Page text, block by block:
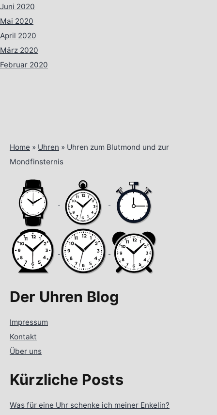
Juni 2020
Mai 2020
April 2020
März 2020
Februar 2020
Home » Uhren » Uhren zum Blutmond und zur
Mondfinsternis
Der Uhren Blog
Impressum
Kontakt
Über uns
Kürzliche Posts
Was für eine Uhr schenke ich meiner Enkelin?